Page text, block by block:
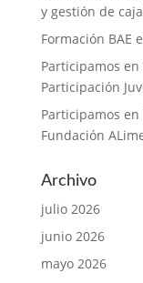
y gestión de
Formación BAE
Participamos
Participación
Participamos
Fundación
Archivo
julio 2026
junio 2026
mayo 2026